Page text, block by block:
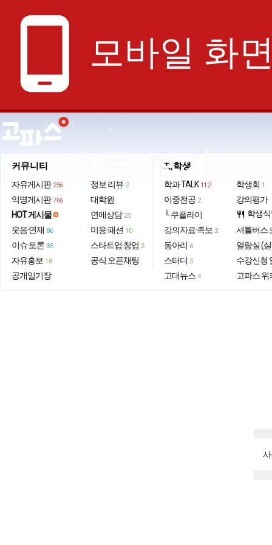
phone_android 모바일 화
으로 보기
커뮤니티
자유게시판 256
익명게시판 766
HOT 게시물
웃음·연재 86
이슈·토론 35
자유홍보 18
공개일기장
정보·리뷰 2
대학원
연애상담 25
미용·패션 10
스타트업·창업 2
공식 오픈채팅
재학생
학과 TALK 112
이중전공 2
└ 쿠플라이
강의자료·족보 2
동아리 6
스터디 5
고대뉴스 4
학생회 1
강의평가
restaurant 학생
셔틀버스
열람실 (
수강신청
고파스 위